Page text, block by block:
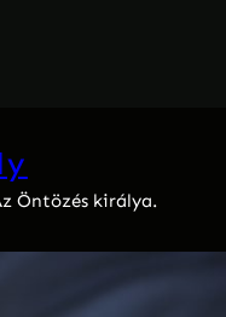
Öntözés királya.